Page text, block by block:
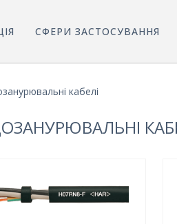
СФЕРИ ЗАСТОСУВАННЯ
кабелі